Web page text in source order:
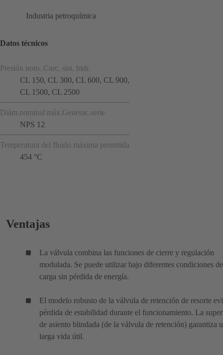
Industria petroquímica
Datos técnicos
Presión nom. Carc. sist. hidr.
CL 150, CL 300, CL 600, CL 900,
CL 1500, CL 2500
Diám.nominal máx.Generac.serie
NPS 12
Temperatura del fluido máxima permitida
454 °C
Ventajas
La válvula combina las funciones de cierre y regulación
modulada. Se puede utilizar bajo diferentes condiciones de
carga sin pérdida de energía.
El modelo robusto de la válvula de retención de resorte
pérdida de estabilidad durante el funcionamiento. La
de asiento blindada (de la válvula de retención) garantiza
larga vida útil.